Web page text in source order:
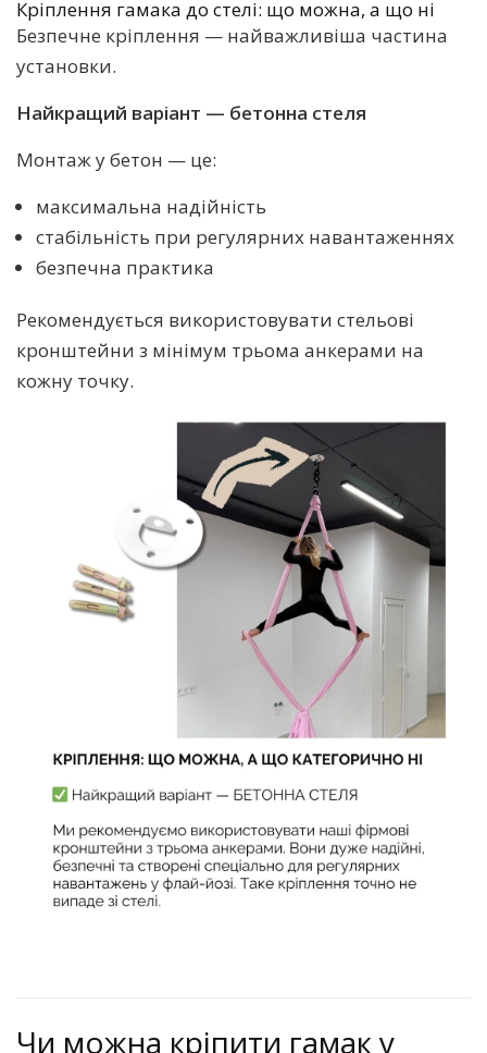
Кріплення гамака до стелі: що можна, а що ні
Безпечне кріплення — найважливіша частина
установки.
Найкращий варіант — бетонна стеля
Монтаж у бетон — це:
максимальна надійність
стабільність при регулярних навантаженнях
безпечна практика
Рекомендується використовувати стельові
кронштейни з мінімум трьома анкерами на
кожну точку.
Чи можна кріпити гамак у